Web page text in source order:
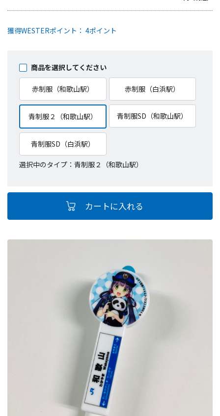
獲得WESTERポイント： 4ポイント
商品を選択してください
赤制服（和歌山駅） 赤制服（白浜駅）
青制服２（和歌山駅） 青制服SD（和歌山駅）
青制服SD（白浜駅）
選択中のタイプ：青制服２（和歌山駅）